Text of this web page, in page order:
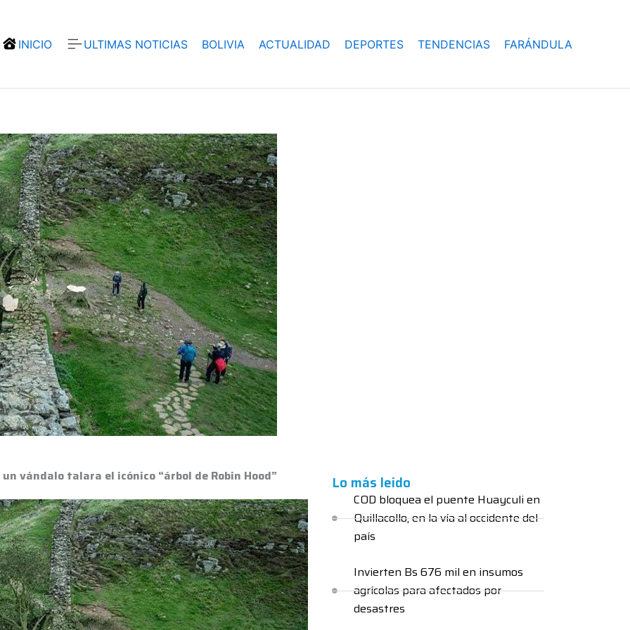
INICIO ULTIMAS NOTICIAS BOLIVIA ACTUALIDAD DEPORTES TENDENCIAS FARÁNDULA
vándalo talara el icónico “árbol de Robin Hood” Lo más leido
COD bloquea el puente Huayculi en
Quillacollo, en la vía al occidente del
país
Invierten Bs 676 mil en insumos
agrícolas para afectados por
desastres